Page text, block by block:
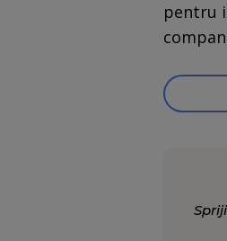
pentru